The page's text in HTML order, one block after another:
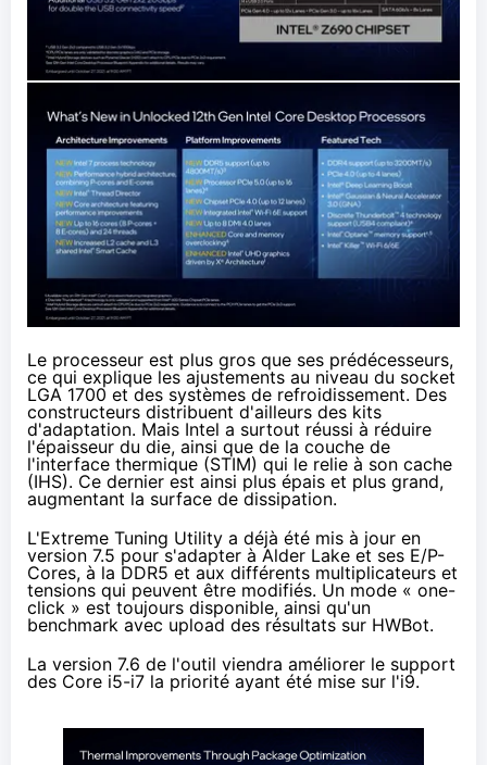
Le processeur est plus gros que ses prédécesseurs,
ce qui explique les ajustements au niveau du socket
LGA 1700 et des systèmes de refroidissement. Des
constructeurs distribuent d'ailleurs des kits
d'adaptation. Mais Intel a surtout réussi à réduire
l'épaisseur du die, ainsi que de la couche de
l'interface thermique (STIM) qui le relie à son cache
(IHS). Ce dernier est ainsi plus épais et plus grand,
augmentant la surface de dissipation.
L'Extreme Tuning Utility a déjà été mis à jour en
version 7.5 pour s'adapter à Alder Lake et ses E/P-
Cores, à la DDR5 et aux différents multiplicateurs et
tensions qui peuvent être modifiés. Un mode « one-
click » est toujours disponible, ainsi qu'un
benchmark avec upload des résultats sur HWBot.
La version 7.6 de l'outil viendra améliorer le support
des Core i5-i7 la priorité ayant été mise sur l'i9.